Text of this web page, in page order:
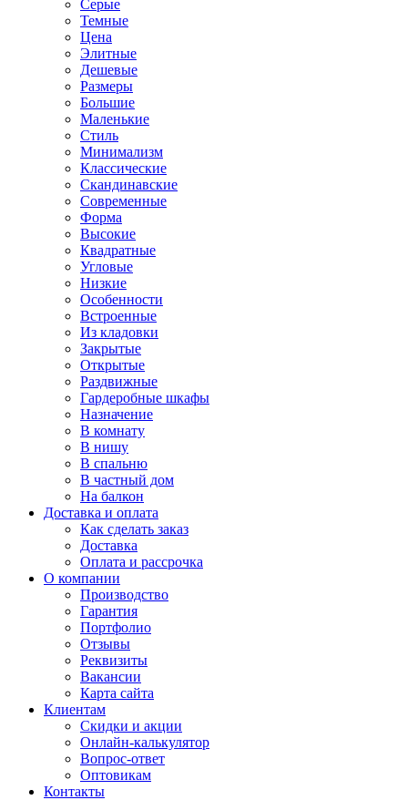
Серые
Темные
Цена
Элитные
Дешевые
Размеры
Большие
Маленькие
Стиль
Минимализм
Классические
Скандинавские
Современные
Форма
Высокие
Квадратные
Угловые
Низкие
Особенности
Встроенные
Из кладовки
Закрытые
Открытые
Раздвижные
Гардеробные шкафы
Назначение
В комнату
В нишу
В спальню
В частный дом
На балкон
Доставка и оплата
Как сделать заказ
Доставка
Оплата и рассрочка
О компании
Производство
Гарантия
Портфолио
Отзывы
Реквизиты
Вакансии
Карта сайта
Клиентам
Скидки и акции
Онлайн-калькулятор
Вопрос-ответ
Оптовикам
Контакты